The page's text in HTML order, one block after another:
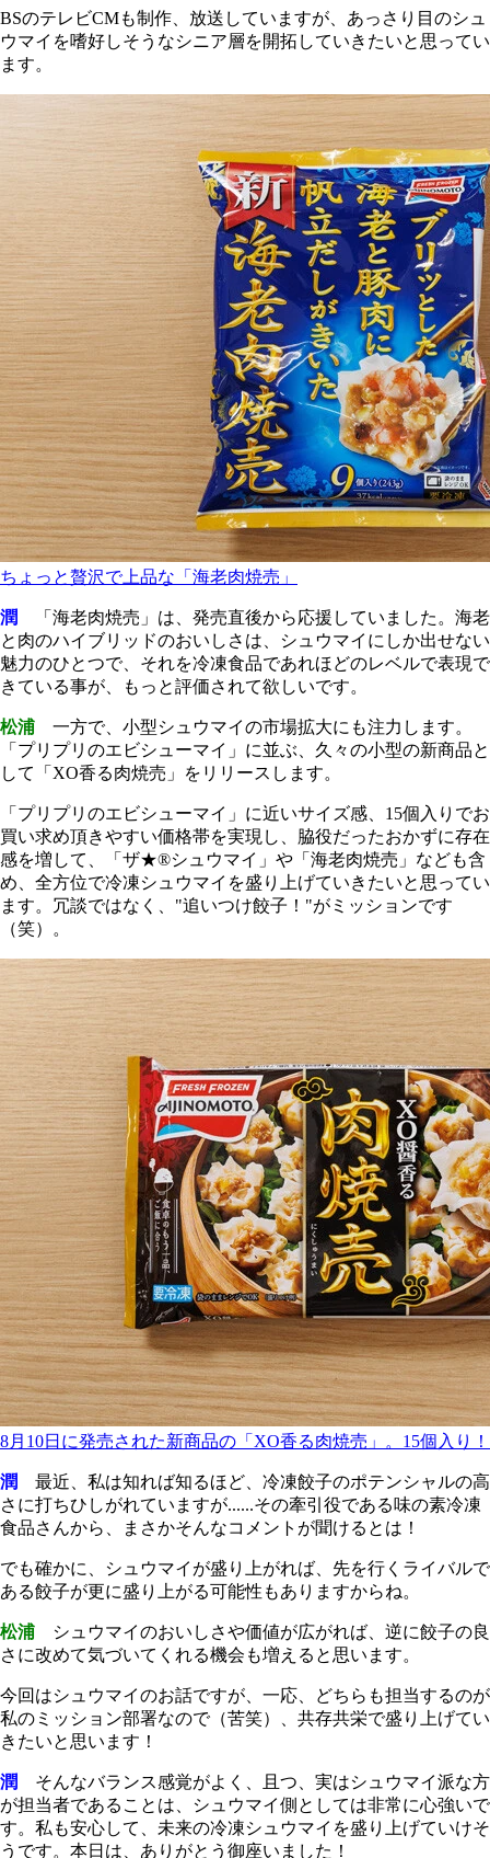
BSのテレビCMも制作、放送していますが、あっさり目のシュ
ウマイを嗜好しそうなシニア層を開拓していきたいと思ってい
ます。
ちょっと贅沢で上品な「海老肉焼売」
潤 「海老肉焼売」は、発売直後から応援していました。海老
と肉のハイブリッドのおいしさは、シュウマイにしか出せない
魅力のひとつで、それを冷凍食品であれほどのレベルで表現で
きている事が、もっと評価されて欲しいです。
松浦 一方で、小型シュウマイの市場拡大にも注力します。
「プリプリのエビシューマイ」に並ぶ、久々の小型の新商品と
して「XO香る肉焼売」をリリースします。
「プリプリのエビシューマイ」に近いサイズ感、15個入りでお
買い求め頂きやすい価格帯を実現し、脇役だったおかずに存在
感を増して、「ザ★®シュウマイ」や「海老肉焼売」なども含
め、全方位で冷凍シュウマイを盛り上げていきたいと思ってい
ます。冗談ではなく、"追いつけ餃子！"がミッションです
（笑）。
8月10日に発売された新商品の「XO香る肉焼売」。15個入り！
潤 最近、私は知れば知るほど、冷凍餃子のポテンシャルの高
さに打ちひしがれていますが......その牽引役である味の素冷凍
食品さんから、まさかそんなコメントが聞けるとは！
でも確かに、シュウマイが盛り上がれば、先を行くライバルで
ある餃子が更に盛り上がる可能性もありますからね。
松浦 シュウマイのおいしさや価値が広がれば、逆に餃子の良
さに改めて気づいてくれる機会も増えると思います。
今回はシュウマイのお話ですが、一応、どちらも担当するのが
私のミッション部署なので（苦笑）、共存共栄で盛り上げてい
きたいと思います！
潤 そんなバランス感覚がよく、且つ、実はシュウマイ派な方
が担当者であることは、シュウマイ側としては非常に心強いで
す。私も安心して、未来の冷凍シュウマイを盛り上げていけそ
うです。本日は、ありがとう御座いました！